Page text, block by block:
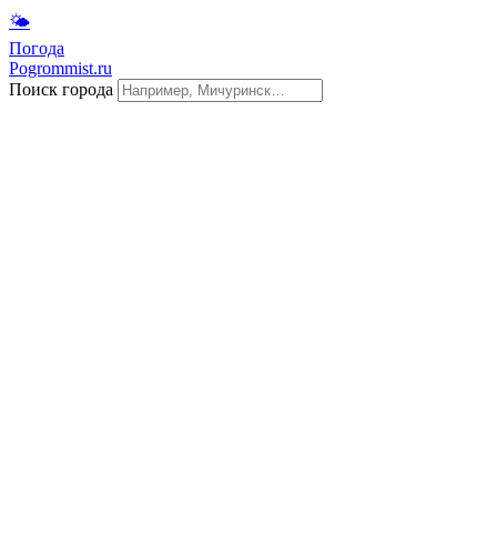
🌤
Погода
Pogrommist.ru
Поиск города